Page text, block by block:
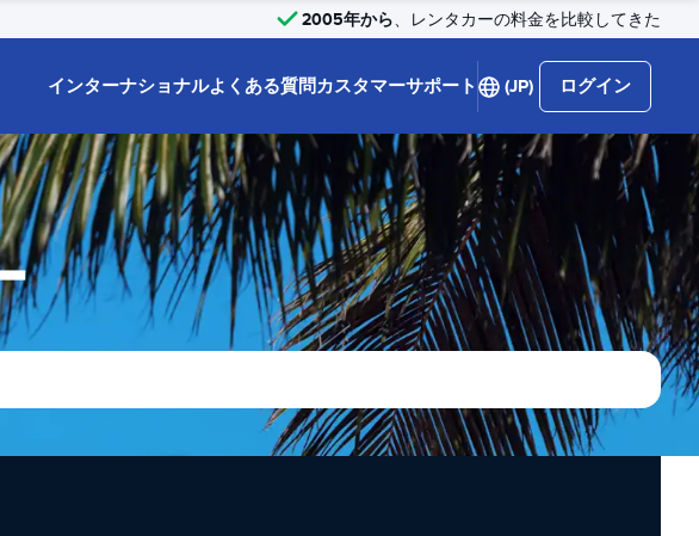
2005年から、レンタカーの料金を比較してきた
インターナショナルよくある質問カスタマーサポート (JP) ログイン